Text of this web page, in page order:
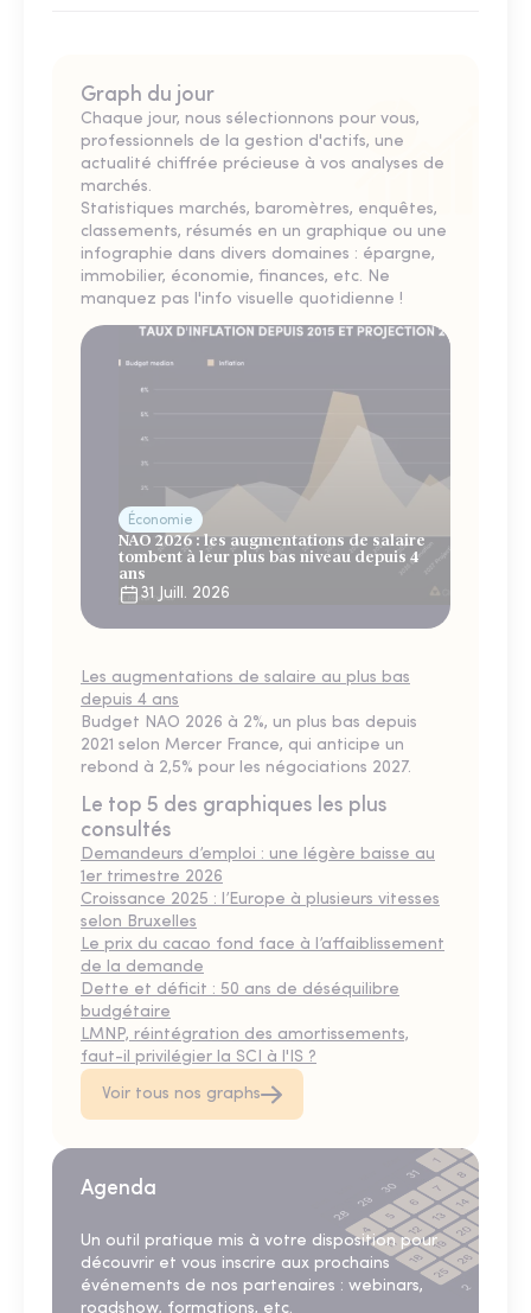
Graph du jour
Chaque jour, nous sélectionnons pour vous,
professionnels de la gestion d'actifs, une
actualité chiffrée précieuse à vos analyses de
marchés.
Statistiques marchés, baromètres, enquêtes,
classements, résumés en un graphique ou une
infographie dans divers domaines : épargne,
immobilier, économie, finances, etc. Ne
manquez pas l'info visuelle quotidienne !
Économie
NAO 2026 : les augmentations de salaire
tombent à leur plus bas niveau depuis 4
ans
31 Juill. 2026
Les augmentations de salaire au plus bas
depuis 4 ans
Budget NAO 2026 à 2%, un plus bas depuis
2021 selon Mercer France, qui anticipe un
rebond à 2,5% pour les négociations 2027.
Le top 5 des graphiques les plus
consultés
Demandeurs d’emploi : une légère baisse au
1er trimestre 2026
Croissance 2025 : l’Europe à plusieurs vitesses
selon Bruxelles
Le prix du cacao fond face à l’affaiblissement
de la demande
Dette et déficit : 50 ans de déséquilibre
budgétaire
LMNP, réintégration des amortissements,
faut-il privilégier la SCI à l'IS ?
Voir tous nos graphs
Agenda
Un outil pratique mis à votre disposition pour
découvrir et vous inscrire aux prochains
événements de nos partenaires : webinars,
roadshow, formations, etc.